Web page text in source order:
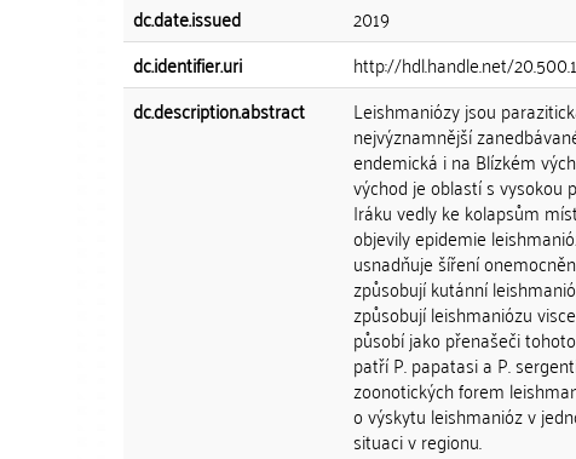
dc.date.issued
2019
dc.identifier.uri
http://hdl.handle.net/
dc.description.abstract
Leishmaniózy jsou
nejvýznamnější
endemická i na Blízkém
východ je oblastí s vysokou
Iráku vedly ke kolapsům
objevily epidemie
usnadňuje šíření
způsobují kutánní
způsobují leishmaniózu
působí jako přenašeči
patří P. papatasi a P.
zoonotických forem
o výskytu leishmanióz v
situaci v regionu.